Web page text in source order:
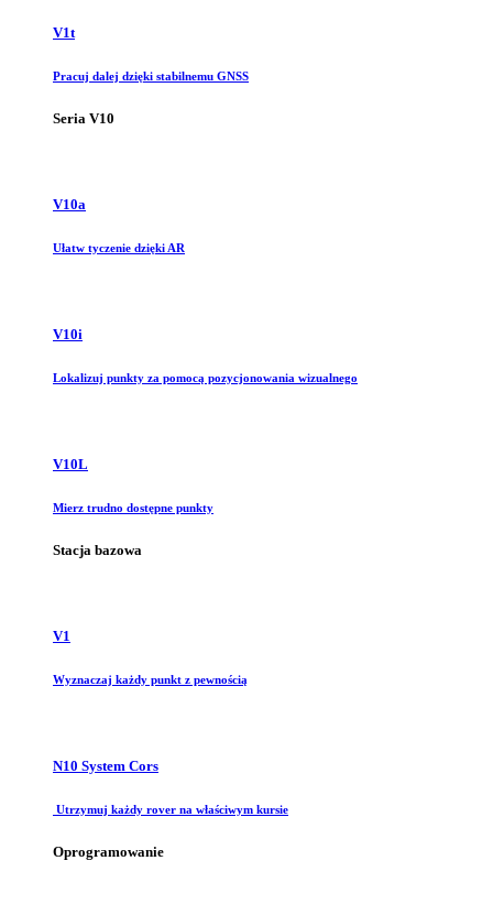
V1t
Pracuj dalej dzięki stabilnemu GNSS
Seria V10
V10a
Ułatw tyczenie dzięki AR
V10i
Lokalizuj punkty za pomocą pozycjonowania wizualnego
V10L
Mierz trudno dostępne punkty
Stacja bazowa
V1
Wyznaczaj każdy punkt z pewnością
N10 System Cors
Utrzymuj każdy rover na właściwym kursie
Oprogramowanie